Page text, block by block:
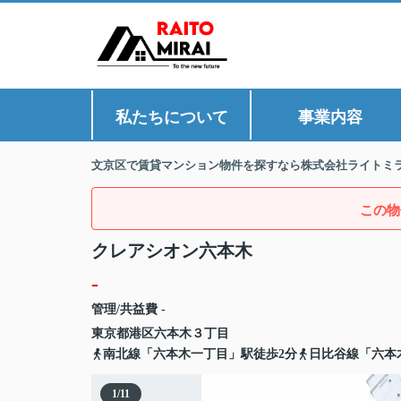
私たちについて 事業内容
文京区で賃貸マンション物件を探すなら株式会社ライトミ
この
クレアシオン六本木
-
管理/共益費 -
東京都港区六本木 ３丁目
南北線「六本木一丁目」駅徒歩2分
日比谷線「六
1/11